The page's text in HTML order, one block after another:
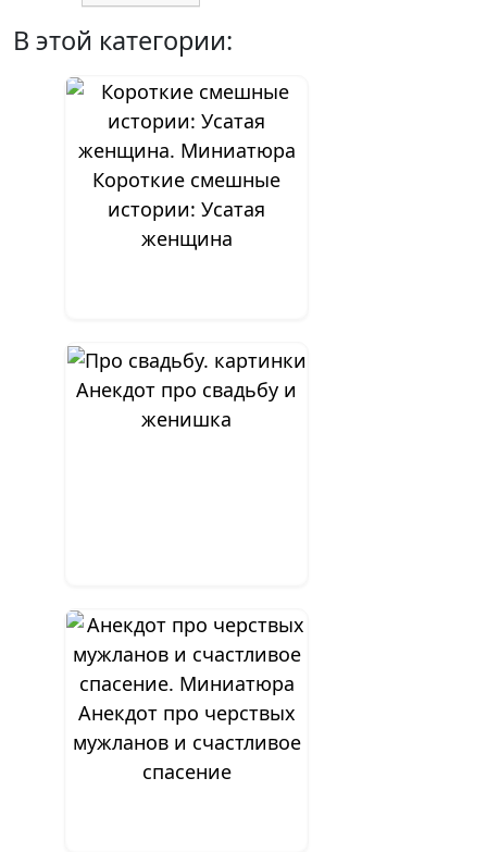
В этой категории:
Короткие смешные
истории: Усатая
женщина
Анекдот про свадьбу и
женишка
Анекдот про черствых
мужланов и счастливое
спасение